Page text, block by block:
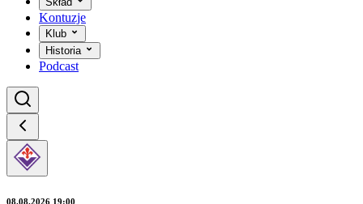
Kontuzje
Klub
Historia
Podcast
08.08.2026 19:00